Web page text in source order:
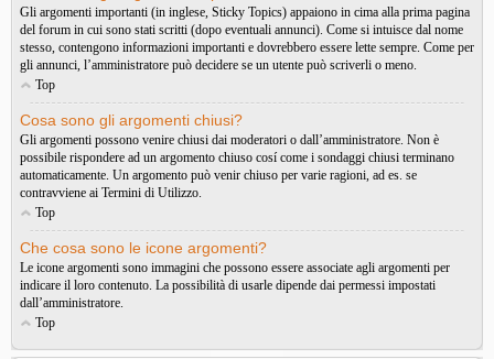
Gli argomenti importanti (in inglese, Sticky Topics) appaiono in cima alla prima pagina
del forum in cui sono stati scritti (dopo eventuali annunci). Come si intuisce dal nome
stesso, contengono informazioni importanti e dovrebbero essere lette sempre. Come per
gli annunci, l’amministratore può decidere se un utente può scriverli o meno.
Top
Cosa sono gli argomenti chiusi?
Gli argomenti possono venire chiusi dai moderatori o dall’amministratore. Non è
possibile rispondere ad un argomento chiuso cosí come i sondaggi chiusi terminano
automaticamente. Un argomento può venir chiuso per varie ragioni, ad es. se
contravviene ai Termini di Utilizzo.
Top
Che cosa sono le icone argomenti?
Le icone argomenti sono immagini che possono essere associate agli argomenti per
indicare il loro contenuto. La possibilità di usarle dipende dai permessi impostati
dall’amministratore.
Top